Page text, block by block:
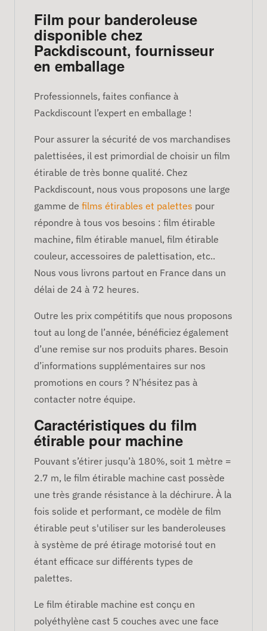
Film pour banderoleuse
disponible chez
Packdiscount, fournisseur
en emballage
Professionnels, faites confiance à
Packdiscount l’expert en emballage !
Pour assurer la sécurité de vos marchandises
palettisées, il est primordial de choisir un film
étirable de très bonne qualité. Chez
Packdiscount, nous vous proposons une large
gamme de films étirables et palettes pour
répondre à tous vos besoins : film étirable
machine, film étirable manuel, film étirable
couleur, accessoires de palettisation, etc..
Nous vous livrons partout en France dans un
délai de 24 à 72 heures.
Outre les prix compétitifs que nous proposons
tout au long de l’année, bénéficiez également
d’une remise sur nos produits phares. Besoin
d’informations supplémentaires sur nos
promotions en cours ? N’hésitez pas à
contacter notre équipe.
Caractéristiques du film
étirable pour machine
Pouvant s’étirer jusqu’à 180%, soit 1 mètre =
2.7 m, le film étirable machine cast possède
une très grande résistance à la déchirure. À la
fois solide et performant, ce modèle de film
étirable peut s'utiliser sur les banderoleuses
à système de pré étirage motorisé tout en
étant efficace sur différents types de
palettes.
Le film étirable machine est conçu en
polyéthylène cast 5 couches avec une face